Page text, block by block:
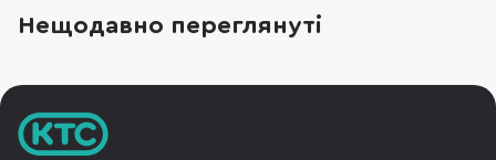
цьому матеріалі ми поговоримо про
Thunderbolt та USB-C. Хоча вони виглядають
Нещодавно переглянуті